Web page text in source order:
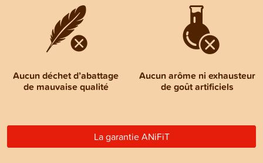
Aucun déchet d’abattage
de mauvaise qualité
Aucun arôme ni exhausteur
de goût artificiels
La garantie ANiFiT